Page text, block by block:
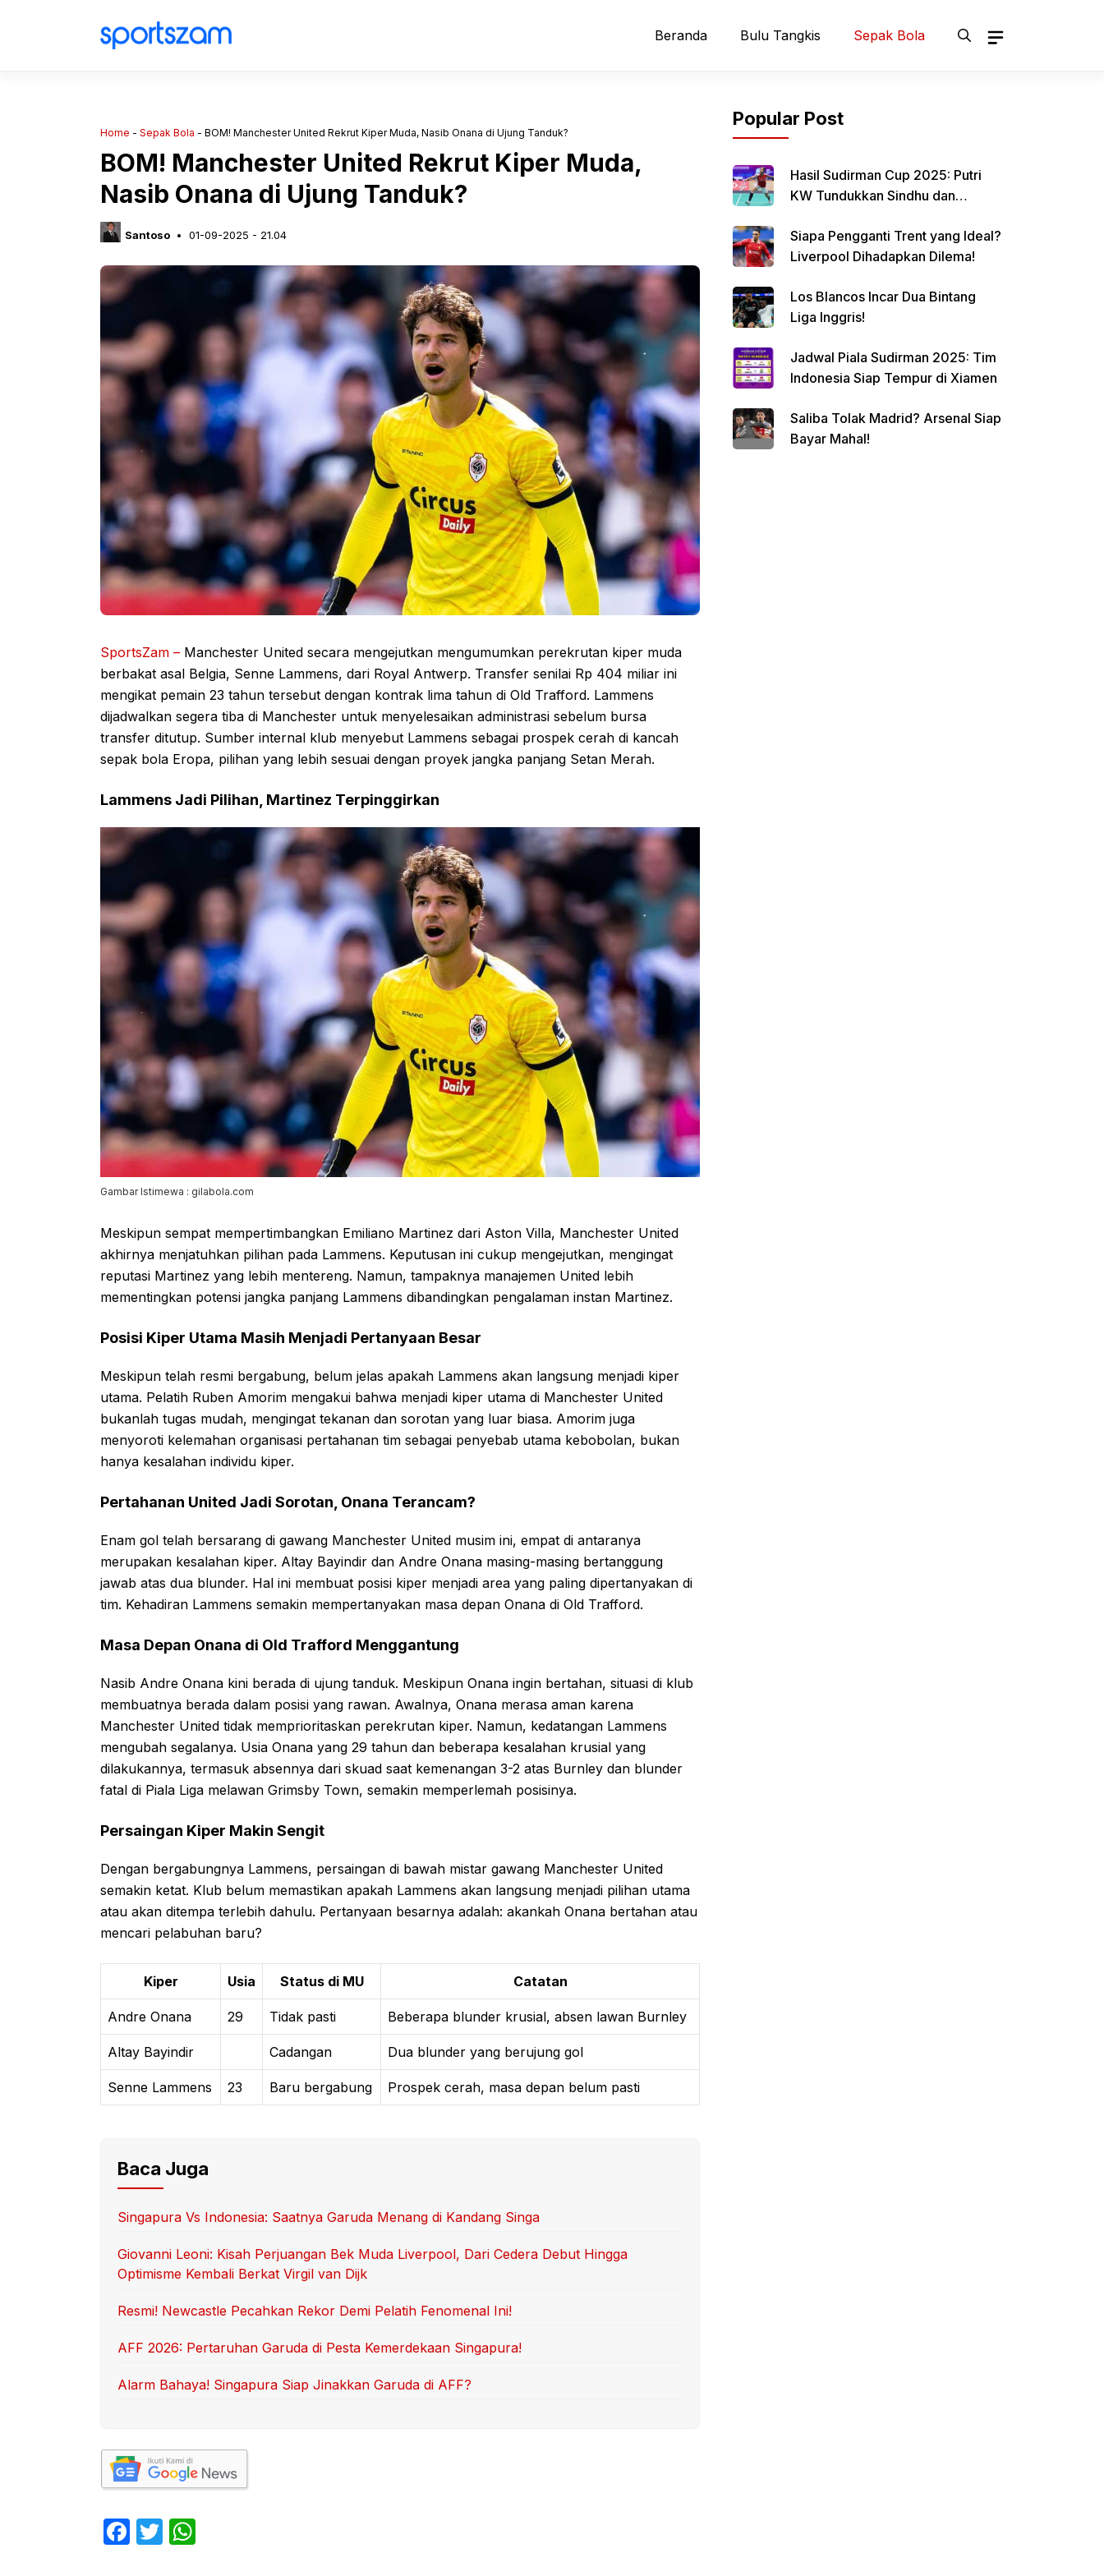
Beranda Bulu Tangkis Sepak Bola
Home - Sepak Bola - BOM! Manchester United Rekrut Kiper Muda, Nasib Onana di Ujung Tanduk?
BOM! Manchester United Rekrut Kiper Muda,
Nasib Onana di Ujung Tanduk?
Santoso 01-09-2025 - 21.04
SportsZam – Manchester United secara mengejutkan mengumumkan perekrutan kiper muda
berbakat asal Belgia, Senne Lammens, dari Royal Antwerp. Transfer senilai Rp 404 miliar ini
mengikat pemain 23 tahun tersebut dengan kontrak lima tahun di Old Trafford. Lammens
dijadwalkan segera tiba di Manchester untuk menyelesaikan administrasi sebelum bursa
transfer ditutup. Sumber internal klub menyebut Lammens sebagai prospek cerah di kancah
sepak bola Eropa, pilihan yang lebih sesuai dengan proyek jangka panjang Setan Merah.
Lammens Jadi Pilihan, Martinez Terpinggirkan
Gambar Istimewa : gilabola.com
Meskipun sempat mempertimbangkan Emiliano Martinez dari Aston Villa, Manchester United
akhirnya menjatuhkan pilihan pada Lammens. Keputusan ini cukup mengejutkan, mengingat
reputasi Martinez yang lebih mentereng. Namun, tampaknya manajemen United lebih
mementingkan potensi jangka panjang Lammens dibandingkan pengalaman instan Martinez.
Posisi Kiper Utama Masih Menjadi Pertanyaan Besar
Meskipun telah resmi bergabung, belum jelas apakah Lammens akan langsung menjadi kiper
utama. Pelatih Ruben Amorim mengakui bahwa menjadi kiper utama di Manchester United
bukanlah tugas mudah, mengingat tekanan dan sorotan yang luar biasa. Amorim juga
menyoroti kelemahan organisasi pertahanan tim sebagai penyebab utama kebobolan, bukan
hanya kesalahan individu kiper.
Pertahanan United Jadi Sorotan, Onana Terancam?
Enam gol telah bersarang di gawang Manchester United musim ini, empat di antaranya
merupakan kesalahan kiper. Altay Bayindir dan Andre Onana masing-masing bertanggung
jawab atas dua blunder. Hal ini membuat posisi kiper menjadi area yang paling dipertanyakan di
tim. Kehadiran Lammens semakin mempertanyakan masa depan Onana di Old Trafford.
Masa Depan Onana di Old Trafford Menggantung
Nasib Andre Onana kini berada di ujung tanduk. Meskipun Onana ingin bertahan, situasi di klub
membuatnya berada dalam posisi yang rawan. Awalnya, Onana merasa aman karena
Manchester United tidak memprioritaskan perekrutan kiper. Namun, kedatangan Lammens
mengubah segalanya. Usia Onana yang 29 tahun dan beberapa kesalahan krusial yang
dilakukannya, termasuk absennya dari skuad saat kemenangan 3-2 atas Burnley dan blunder
fatal di Piala Liga melawan Grimsby Town, semakin memperlemah posisinya.
Persaingan Kiper Makin Sengit
Dengan bergabungnya Lammens, persaingan di bawah mistar gawang Manchester United
semakin ketat. Klub belum memastikan apakah Lammens akan langsung menjadi pilihan utama
atau akan ditempa terlebih dahulu. Pertanyaan besarnya adalah: akankah Onana bertahan atau
mencari pelabuhan baru?
Kiper Usia Status di MU Catatan
Andre Onana 29 Tidak pasti Beberapa blunder krusial, absen lawan Burnley
Altay Bayindir Cadangan Dua blunder yang berujung gol
Senne Lammens 23 Baru bergabung Prospek cerah, masa depan belum pasti
Baca Juga
Singapura Vs Indonesia: Saatnya Garuda Menang di Kandang Singa
Giovanni Leoni: Kisah Perjuangan Bek Muda Liverpool, Dari Cedera Debut Hingga
Optimisme Kembali Berkat Virgil van Dijk
Resmi! Newcastle Pecahkan Rekor Demi Pelatih Fenomenal Ini!
AFF 2026: Pertaruhan Garuda di Pesta Kemerdekaan Singapura!
Alarm Bahaya! Singapura Siap Jinakkan Garuda di AFF?
F
T
Popular Post
Hasil Sudirman Cup 2025: Putri
KW Tundukkan Sindhu dan
Siapa Pengganti Trent yang Ideal?
Liverpool Dihadapkan Dilema!
Los Blancos Incar Dua Bintang
Liga Inggris!
Jadwal Piala Sudirman 2025: Tim
Indonesia Siap Tempur di Xiamen
Saliba Tolak Madrid? Arsenal Siap
Bayar Mahal!